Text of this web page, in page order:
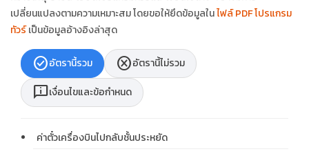
เปลี่ยนแปลงตามความเหมาะสม โดยขอให้ยึดข้อมูลในไฟล์ PDF โปรแกรม
ทัวร์เป็นข้อมูลอ้างอิงล่าสุด
check_circleอัตรานี้รวม cancelอัตรานี้ไม่รวม
chat_infoเงื่อนไขและข้อกำหนด
ค่าตั๋วเครื่องบินไปกลับชั้นประหยัด